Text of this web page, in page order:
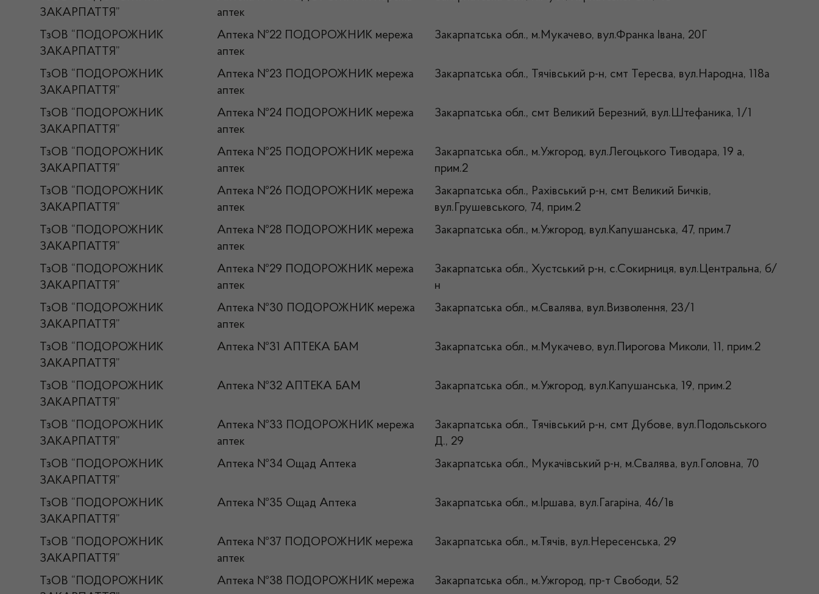
ЗАКАРПАТТЯ”
аптек
ТзОВ “ПОДОРОЖНИК
ЗАКАРПАТТЯ”
Аптека №22 ПОДОРОЖНИК мережа
аптек
Закарпатська обл., м.Мукачево, вул.Франка Івана, 20Г
ТзОВ “ПОДОРОЖНИК
ЗАКАРПАТТЯ”
Аптека №23 ПОДОРОЖНИК мережа
аптек
Закарпатська обл., Тячівський р-н, смт Тересва, вул.Народна, 118а
ТзОВ “ПОДОРОЖНИК
ЗАКАРПАТТЯ”
Аптека №24 ПОДОРОЖНИК мережа
аптек
Закарпатська обл., смт Великий Березний, вул.Штефаника, 1/1
ТзОВ “ПОДОРОЖНИК
ЗАКАРПАТТЯ”
Аптека №25 ПОДОРОЖНИК мережа
аптек
Закарпатська обл., м.Ужгород, вул.Легоцького Тиводара, 19 а,
прим.2
ТзОВ “ПОДОРОЖНИК
ЗАКАРПАТТЯ”
Аптека №26 ПОДОРОЖНИК мережа
аптек
Закарпатська обл., Рахівський р-н, смт Великий Бичків,
вул.Грушевського, 74, прим.2
ТзОВ “ПОДОРОЖНИК
ЗАКАРПАТТЯ”
Аптека №28 ПОДОРОЖНИК мережа
аптек
Закарпатська обл., м.Ужгород, вул.Капушанська, 47, прим.7
ТзОВ “ПОДОРОЖНИК
ЗАКАРПАТТЯ”
Аптека №29 ПОДОРОЖНИК мережа
аптек
Закарпатська обл., Хустський р-н, с.Сокирниця, вул.Центральна, б/
н
ТзОВ “ПОДОРОЖНИК
ЗАКАРПАТТЯ”
Аптека №30 ПОДОРОЖНИК мережа
аптек
Закарпатська обл., м.Свалява, вул.Визволення, 23/1
ТзОВ “ПОДОРОЖНИК
ЗАКАРПАТТЯ”
Аптека №31 АПТЕКА БАМ Закарпатська обл., м.Мукачево, вул.Пирогова Миколи, 11, прим.2
ТзОВ “ПОДОРОЖНИК
ЗАКАРПАТТЯ”
Аптека №32 АПТЕКА БАМ Закарпатська обл., м.Ужгород, вул.Капушанська, 19, прим.2
ТзОВ “ПОДОРОЖНИК
ЗАКАРПАТТЯ”
Аптека №33 ПОДОРОЖНИК мережа
аптек
Закарпатська обл., Тячівський р-н, смт Дубове, вул.Подольського
Д., 29
ТзОВ “ПОДОРОЖНИК
ЗАКАРПАТТЯ”
Аптека №34 Ощад Аптека Закарпатська обл., Мукачівський р-н, м.Свалява, вул.Головна, 70
ТзОВ “ПОДОРОЖНИК
ЗАКАРПАТТЯ”
Аптека №35 Ощад Аптека Закарпатська обл., м.Іршава, вул.Гагаріна, 46/1в
ТзОВ “ПОДОРОЖНИК
ЗАКАРПАТТЯ”
Аптека №37 ПОДОРОЖНИК мережа
аптек
Закарпатська обл., м.Тячів, вул.Нересенська, 29
ТзОВ “ПОДОРОЖНИК
Аптека №38 ПОДОРОЖНИК мережа
Закарпатська обл., м.Ужгород, пр-т Свободи, 52